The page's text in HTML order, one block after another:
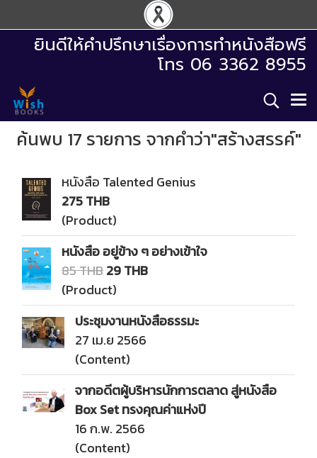
ยินดีให้คำปรึกษาเรื่องการทำหนังสือฟรี
โทร 06 3362 8955
ค้นพบ 17 รายการ จากคำว่า"สร้างสรรค์"
หนังสือ Talented Genius
275 THB
(Product)
หนังสือ อยู่ข้าง ๆ อย่างเข้าใจ
85 THB29 THB
(Product)
ประชุมงานหนังสือธรรมะ
27 เม.ย 2566
(Content)
จากอดีตผู้บริหารนักการตลาด สู่หนังสือ
Box Set ทรงคุณค่าแห่งปี
16 ก.พ. 2566
(Content)